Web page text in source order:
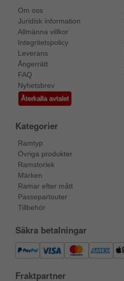
Om oss
Juridisk information
Allmänna villkor
Integritetspolicy
Leverans
Ångerrätt
FAQ
Nyhetsbrev
Återkalla avtalet
Kategorier
Ramtyp
Övriga produkter
Ramstorlek
Märken
Ramar efter mått
Passepartouter
Tillbehör
Säkra betalningar
Fraktpartner